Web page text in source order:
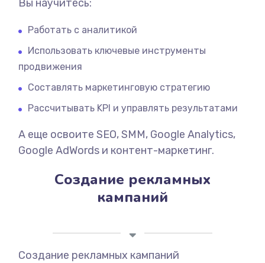
Вы научитесь:
Работать с аналитикой
Использовать ключевые инструменты
продвижения
Составлять маркетинговую стратегию
Рассчитывать KPI и управлять результатами
А еще освоите SEO, SMM, Google Analytics,
Google AdWords и контент-маркетинг.
Создание рекламных
кампаний
Создание рекламных кампаний